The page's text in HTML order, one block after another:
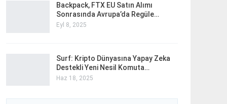
Backpack, FTX EU Satın Alımı
Sonrasında Avrupa’da Regüle…
Eyl 8, 2025
Surf: Kripto Dünyasına Yapay Zeka
Destekli Yeni Nesil Komuta…
Haz 18, 2025